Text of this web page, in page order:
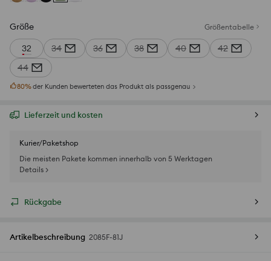
Größe Größentabelle
32 34 36 38 40
42
44
80%der Kunden bewerteten das Produkt als passgenau
Lieferzeit und kosten
Kurier/Paketshop
Die meisten Pakete kommen innerhalb von 5 Werktagen
Details >
Rückgabe
Artikelbeschreibung 2085F-81J